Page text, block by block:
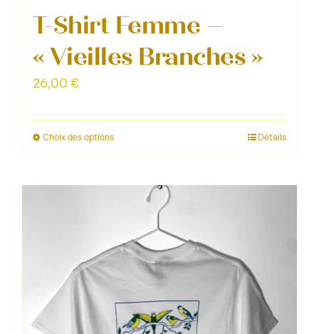
T-Shirt Femme –
« Vieilles Branches »
26,00 €
Choix des optionsCe
a
plusieurs
variations.
Les
options
peuvent
être
Détails